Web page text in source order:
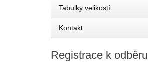
Tabulky velikostí
Kontakt
Registrace k odběru